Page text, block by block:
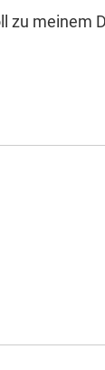
zu meinem